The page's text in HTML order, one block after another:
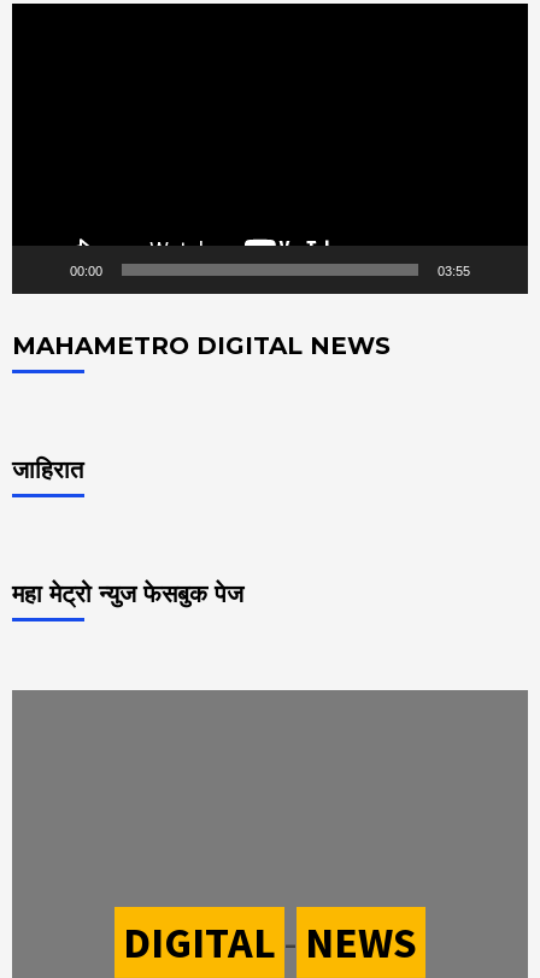
00:00 03:55
MAHAMETRO DIGITAL NEWS
जाहिरात
महा मेट्रो न्युज फेसबुक पेज
DIGITAL - NEWS